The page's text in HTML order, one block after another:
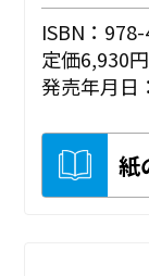
ISBN：
定価6,930
発売年月日
紙